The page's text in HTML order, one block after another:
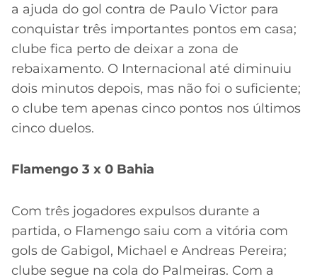
a ajuda do gol contra de Paulo Victor para
conquistar três importantes pontos em casa;
clube fica perto de deixar a zona de
rebaixamento. O Internacional até diminuiu
dois minutos depois, mas não foi o suficiente;
o clube tem apenas cinco pontos nos últimos
cinco duelos.
Flamengo 3 x 0 Bahia
Com três jogadores expulsos durante a
partida, o Flamengo saiu com a vitória com
gols de Gabigol, Michael e Andreas Pereira;
clube segue na cola do Palmeiras. Com a